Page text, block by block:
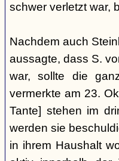
schwer verletzt war,
Nachdem auch
aussagte, dass S.
war, sollte die
vermerkte am 23.
Tante] stehen im
werden sie
in ihrem Haushalt